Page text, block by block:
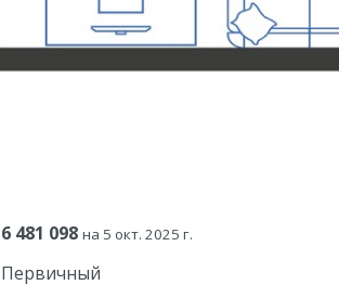
6 481 098 на 5 окт. 2025 г.
Первичный